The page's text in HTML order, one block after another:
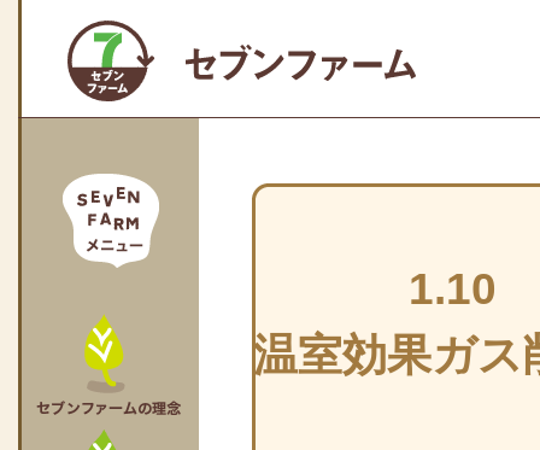
1.10
温室効果ガス